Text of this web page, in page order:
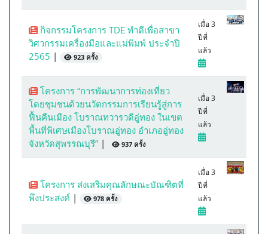
กิจกรรมโครงการ TDE ทำดีเพื่อสาขา
วิศวกรรมเครื่องมือและแม่พิมพ์ ประจำปี
2565 | 923 ครั้ง
เมื่อ 3
ปีที่
แล้ว
โครงการ “การพัฒนาการท่องเที่ยว
โดยชุมชนด้วยนวัตกรรมการเรียนรู้สู่การ
ฟื้นคืนเมือง โบราณทวารวดีอู่ทอง ในเขต
พื้นที่พิเศษเมืองโบราณอู่ทอง อำเภออู่ทอง
จังหวัดสุพรรณบุรี” | 937 ครั้ง
เมื่อ 3
ปีที่
แล้ว
โครงการ ส่งเสริมคุณลักษณะบัณฑิตที่
พึงประสงค์ | 978 ครั้ง
เมื่อ 3
ปีที่
แล้ว